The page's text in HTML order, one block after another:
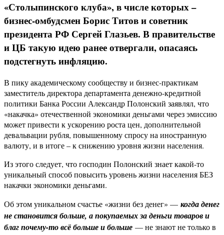
«Столыпинского клуба», в числе которых –
бизнес-омбудсмен Борис Титов и советник
президента РФ Сергей Глазьев. В правительстве
и ЦБ такую идею ранее отвергали, опасаясь
подстегнуть инфляцию.
В пику академическому сообществу и бизнес-практикам
заместитель директора департамента денежно-кредитной
политики Банка России Александр Полонский заявлял, что
«накачка» отечественной экономики деньгами через эмиссию
может привести к ускорению роста цен, дополнительной
девальвации рубля, повышенному спросу на иностранную
валюту, и в итоге – к снижению уровня жизни населения.
Из этого следует, что господин Полонский знает какой-то
уникальный способ повысить уровень жизни населения БЕЗ
накачки экономики деньгами.
Об этом уникальном счастье «жизни без денег» — когда денег
не становится больше, а покупаемых за деньги товаров и
благ почему-то всё больше и больше — не знают не только в